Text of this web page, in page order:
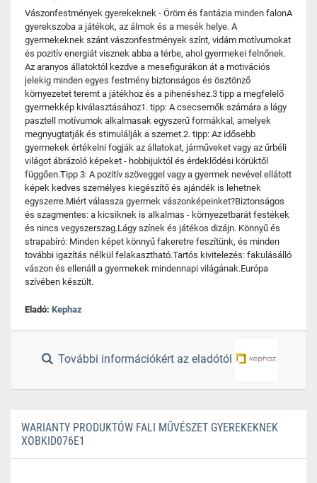
Vászonfestmények gyerekeknek - Öröm és fantázia minden falonA
gyerekszoba a játékok, az álmok és a mesék helye. A
gyermekeknek szánt vászonfestmények színt, vidám motívumokat
és pozitív energiát visznek abba a térbe, ahol gyermekei felnőnek.
Az aranyos állatoktól kezdve a mesefigurákon át a motivációs
jelekig minden egyes festmény biztonságos és ösztönző
környezetet teremt a játékhoz és a pihenéshez.3 tipp a megfelelő
gyermekkép kiválasztásához1. tipp: A csecsemők számára a lágy
pasztell motívumok alkalmasak egyszerű formákkal, amelyek
megnyugtatják és stimulálják a szemet.2. tipp: Az idősebb
gyermekek értékelni fogják az állatokat, járműveket vagy az űrbéli
világot ábrázoló képeket - hobbijuktól és érdeklődési körüktől
függően.Tipp 3: A pozitív szöveggel vagy a gyermek nevével ellátott
képek kedves személyes kiegészítő és ajándék is lehetnek
egyszerre.Miért válassza gyermek vászonképeinket?Biztonságos
és szagmentes: a kicsiknek is alkalmas - környezetbarát festékek
és nincs vegyszerszag.Lágy színek és játékos dizájn. Könnyű és
strapabíró: Minden képet könnyű fakeretre feszítünk, és minden
további igazítás nélkül felakasztható.Tartós kivitelezés: fakulásálló
vászon és ellenáll a gyermekek mindennapi világának.Európa
szívében készült.
Eladó: Kephaz
További információkért az eladótól
WARIANTY PRODUKTÓW FALI MŰVÉSZET GYEREKEKNEK
XOBKID076E1